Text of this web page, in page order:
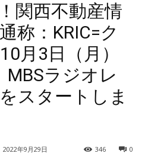
関西不動産情
称：KRIC=ク
月3日（月）
MBSラジオレ
スタートしま
2022年9月29日 0
346